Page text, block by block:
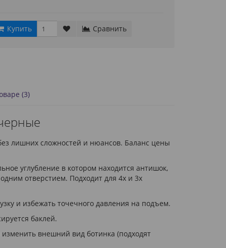
Купить Сравнить
(3)
лишних сложностей и нюансов. Баланс цены
углубление в котором находится антишок,
отверстием. Подходит для 4х и 3х
и избежать точечного давления на подъем.
баклей.
внешний вид ботинка (подходят